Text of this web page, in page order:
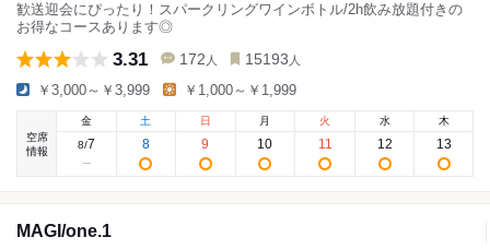
歓送迎会にぴったり！スパークリングワインボトル/2h飲み放題付きの
お得なコースあります◎
3.31 172 人 15193 人
￥3,000～￥3,999 ￥1,000～￥1,999
空席
情報
金
8/7
土
8
日
9
月
10
火
11
水
12
木
13
MAGI/one.1